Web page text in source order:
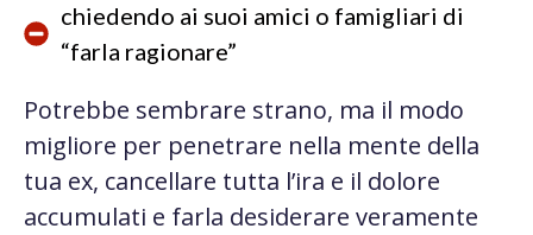
chiedendo ai suoi amici o famigliari di
“farla ragionare”
Potrebbe sembrare strano, ma il modo
migliore per penetrare nella mente della
tua ex, cancellare tutta l’ira e il dolore
accumulati e farla desiderare veramente